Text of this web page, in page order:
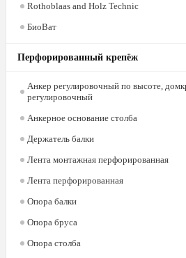
Rothoblaas and Holz Technic
БиоВат
Перфорированный крепёж
Анкер регулировочный по высоте,
регулировочный
Анкерное основание столба
Держатель балки
Лента монтажная перфорированная
Лента перфорированная
Опора балки
Опора бруса
Опора столба